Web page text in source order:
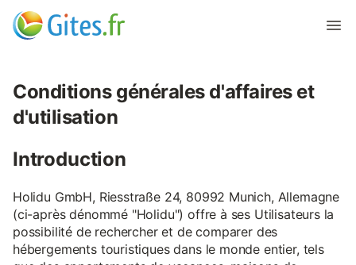
Conditions générales d'affaires et
d'utilisation
Introduction
Holidu GmbH, Riesstraße 24, 80992 Munich, Allemagne
(ci-après dénommé "Holidu") offre à ses Utilisateurs la
possibilité de rechercher et de comparer des
hébergements touristiques dans le monde entier, tels